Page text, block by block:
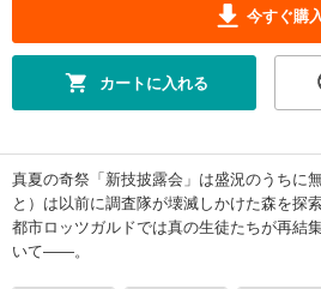
今すぐ購入
カートに入れる
真夏の奇祭「新技披露会」は盛況のうちに
と）は以前に調査隊が壊滅しかけた森を探
都市ロッツガルドでは真の生徒たちが再結
いて――。
あらすじを表示する
748円 (税込)